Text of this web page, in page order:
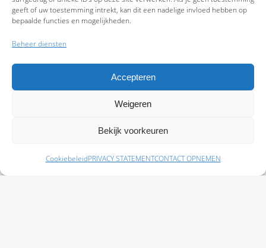
geeft of uw toestemming intrekt, kan dit een nadelige invloed hebben op
bepaalde functies en mogelijkheden.
Beheer diensten
Accepteren
Weigeren
Bekijk voorkeuren
CookiebeleidPRIVACY STATEMENTCONTACT OPNEMEN
Schade melden Afspraak maken Polissen